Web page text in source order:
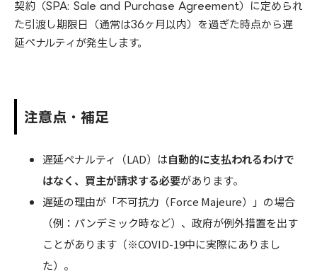
契約（SPA: Sale and Purchase Agreement）に定められ
た引渡し期限日（通常は36ヶ月以内）を過ぎた時点から遅
延ペナルティが発生します。
注意点・補足
遅延ペナルティ（LAD）は自動的に支払われるわけで
はなく、買主が請求する必要があります。
遅延の理由が「不可抗力（Force Majeure）」の場合
（例：パンデミック時など）、政府が例外措置を出す
ことがあります（※COVID-19中に実際にありまし
た）。